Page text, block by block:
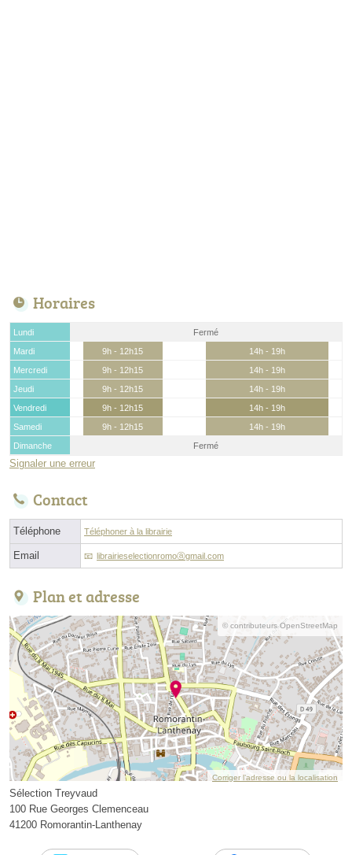
Horaires
Lundi
Fermé
Mardi
9h - 12h15
14h - 19h
Mercredi
9h - 12h15
14h - 19h
Jeudi
9h - 12h15
14h - 19h
Vendredi
9h - 12h15
14h - 19h
Samedi
9h - 12h15
14h - 19h
Dimanche
Fermé
Signaler une erreur
Contact
Téléphone Téléphoner à la librairie
Email librairieselectionromoⓐgmail.com
Plan et adresse
© contributeurs OpenStreetMap
Corriger l’adresse ou la localisation
Sélection Treyvaud
100 Rue Georges Clemenceau
41200 Romorantin-Lanthenay